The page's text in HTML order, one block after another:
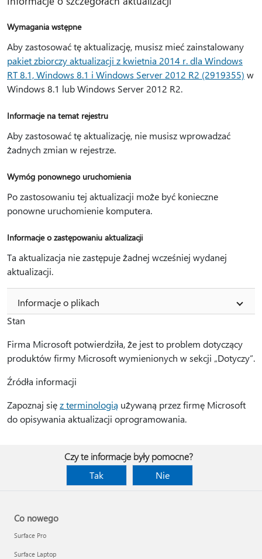
Wymagania wstępne
Aby zastosować tę aktualizację, musisz mieć zainstalowany
pakiet zbiorczy aktualizacji z kwietnia 2014 r. dla Windows
RT 8.1, Windows 8.1 i Windows Server 2012 R2 (2919355) w
Windows 8.1 lub Windows Server 2012 R2.
Informacje na temat rejestru
Aby zastosować tę aktualizację, nie musisz wprowadzać
żadnych zmian w rejestrze.
Wymóg ponownego uruchomienia
Po zastosowaniu tej aktualizacji może być konieczne
ponowne uruchomienie komputera.
Informacje o zastępowaniu aktualizacji
Ta aktualizacja nie zastępuje żadnej wcześniej wydanej
aktualizacji.
Informacje o plikach
Stan
Firma Microsoft potwierdziła, że jest to problem dotyczący
produktów firmy Microsoft wymienionych w sekcji „Dotyczy”.
Źródła informacji
Zapoznaj sięz terminologią używaną przez firmę Microsoft
do opisywania aktualizacji oprogramowania.
Czy te informacje były pomocne?
Tak
Nie
Co nowego
Surface Pro
Surface Laptop